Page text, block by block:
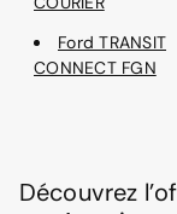
Ford TRANSIT
CONNECT FGN
Découvrez